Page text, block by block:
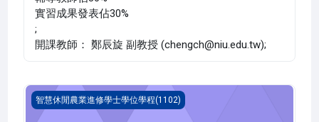
實習成果發表佔30%
;
開課教師： 鄭辰旋 副教授 (chengch@niu.edu.tw);
休閒經濟學(1102_C1IL010014A)
智慧休閒農業進修學士學位學程(1102)